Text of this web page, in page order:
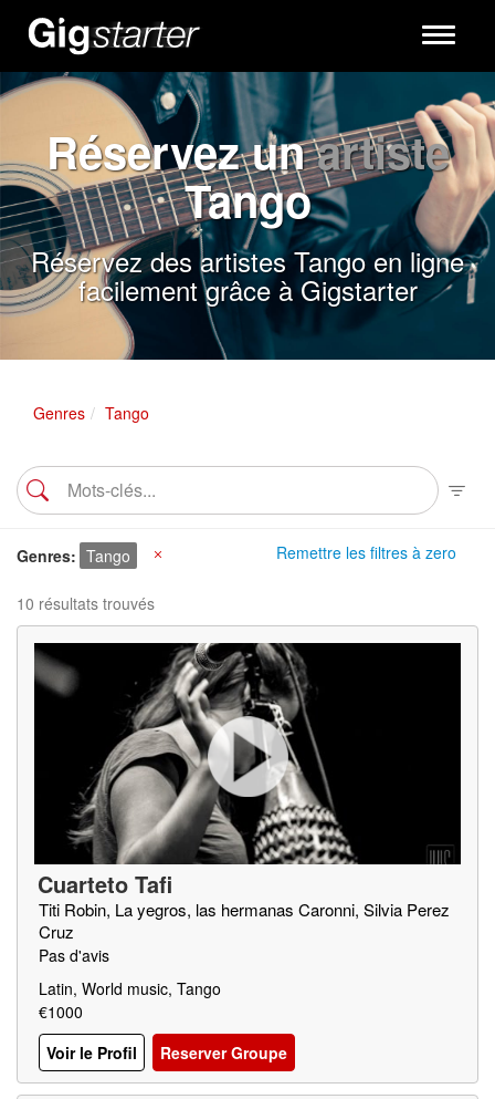
Toggle
Réservez unartiste
Tango
Réservez des artistes Tango en ligne
facilement grâce à Gigstarter
Genres Tango
Remettre les filtres à zero
Genres Tango
10 résultats trouvés
Cuarteto Tafi
Titi Robin, La yegros, las hermanas Caronni, Silvia Perez
Cruz
Pas d'avis
Latin, World music, Tango
€1000
Voir le Profil
Reserver Groupe